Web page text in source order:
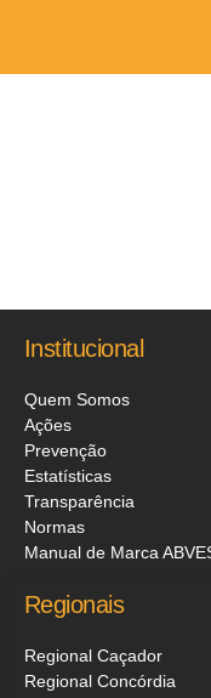
Institucional
Quem Somos
Ações
Prevenção
Estatísticas
Transparência
Normas
Manual de Marca
Regionais
Regional Caçador
Regional Concórdia